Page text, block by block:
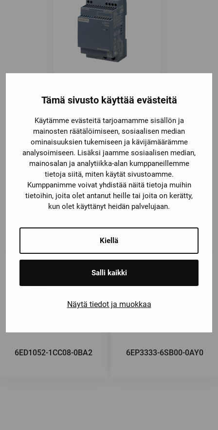
Tämä sivusto käyttää evästeitä
Käytämme evästeitä tarjoamamme sisällön ja
mainosten räätälöimiseen, sosiaalisen median
ominaisuuksien tukemiseen ja kävijämäärämme
analysoimiseen. Lisäksi jaamme sosiaalisen median,
mainosalan ja analytiikka-alan kumppaneillemme
tietoja siitä, miten käytät sivustoamme.
Kumppanimme voivat yhdistää näitä tietoja muihin
tietoihin, joita olet antanut heille tai joita on kerätty,
kun olet käyttänyt heidän palvelujaan.
Kiellä
Salli kaikki
Näytä tiedot ja muokkaa
6ED1052-1CC08-0BA2 6EP3333-6SB00-0AY0